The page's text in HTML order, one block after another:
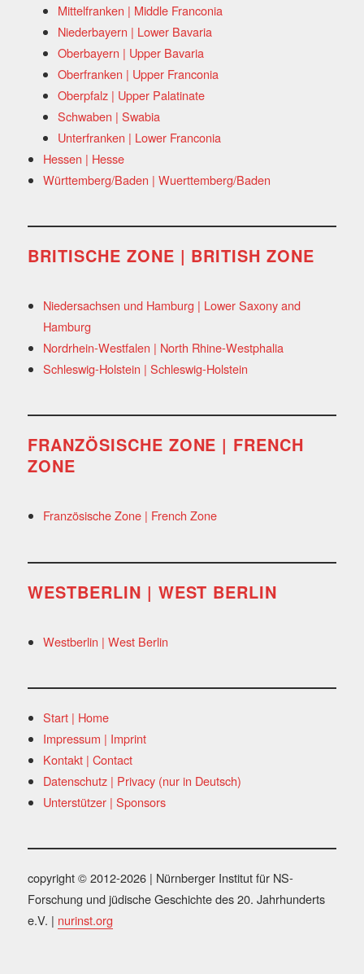
Mittelfranken | Middle Franconia
Niederbayern | Lower Bavaria
Oberbayern | Upper Bavaria
Oberfranken | Upper Franconia
Oberpfalz | Upper Palatinate
Schwaben | Swabia
Unterfranken | Lower Franconia
Hessen | Hesse
Württemberg/Baden | Wuerttemberg/Baden
BRITISCHE ZONE | BRITISH ZONE
Niedersachsen und Hamburg | Lower Saxony and
Hamburg
Nordrhein-Westfalen | North Rhine-Westphalia
Schleswig-Holstein | Schleswig-Holstein
FRANZÖSISCHE ZONE | FRENCH
ZONE
Französische Zone | French Zone
WESTBERLIN | WEST BERLIN
Westberlin | West Berlin
Start | Home
Impressum | Imprint
Kontakt | Contact
Datenschutz | Privacy (nur in Deutsch)
Unterstützer | Sponsors
copyright © 2012-2026 | Nürnberger Institut für NS-
Forschung und jüdische Geschichte des 20. Jahrhunderts
e.V. | nurinst.org